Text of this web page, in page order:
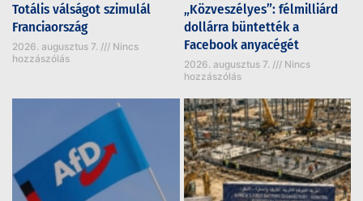
Totális válságot szimulál
Franciaország
2026. augusztus 7.
Nincs
hozzászólás
„Közveszélyes”: félmilliárd
dollárra büntették a
Facebook anyacégét
2026. augusztus 7.
Nincs
hozzászólás